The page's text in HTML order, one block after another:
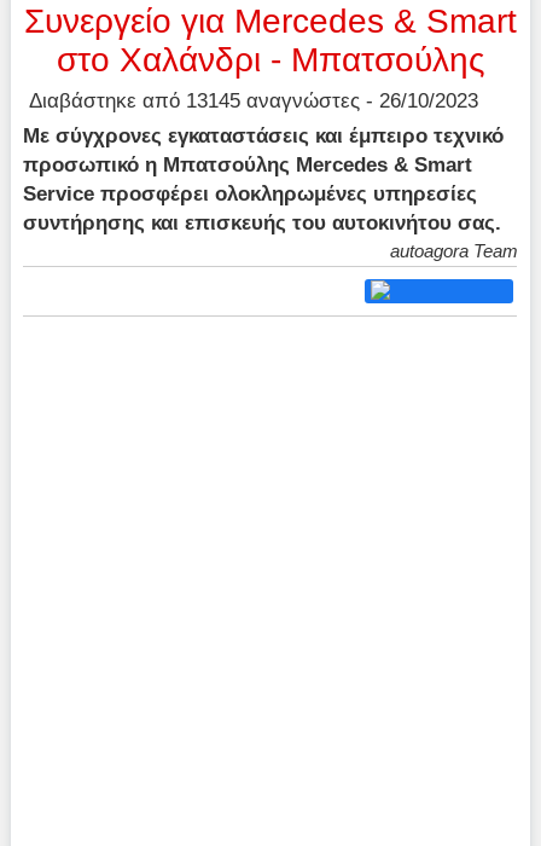
Συνεργείο για Mercedes & Smart
στο Χαλάνδρι - Μπατσούλης
Διαβάστηκε από 13145 αναγνώστες - 26/10/2023
Με σύγχρονες εγκαταστάσεις και έμπειρο τεχνικό
προσωπικό η Μπατσούλης Mercedes & Smart
Service προσφέρει ολοκληρωμένες υπηρεσίες
συντήρησης και επισκευής του αυτοκινήτου σας.
autoagora Team